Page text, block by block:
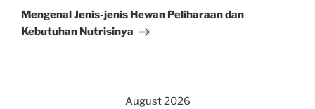
Post
Mengenal Jenis-jenis Hewan Peliharaan dan
Kebutuhan Nutrisinya
August 2026